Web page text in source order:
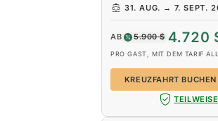
31. AUG. → 7. SEPT.
AB 5.900 $ 4.720
PRO GAST, MIT DEM TARIF
KREUZFAHRT BUCHEN